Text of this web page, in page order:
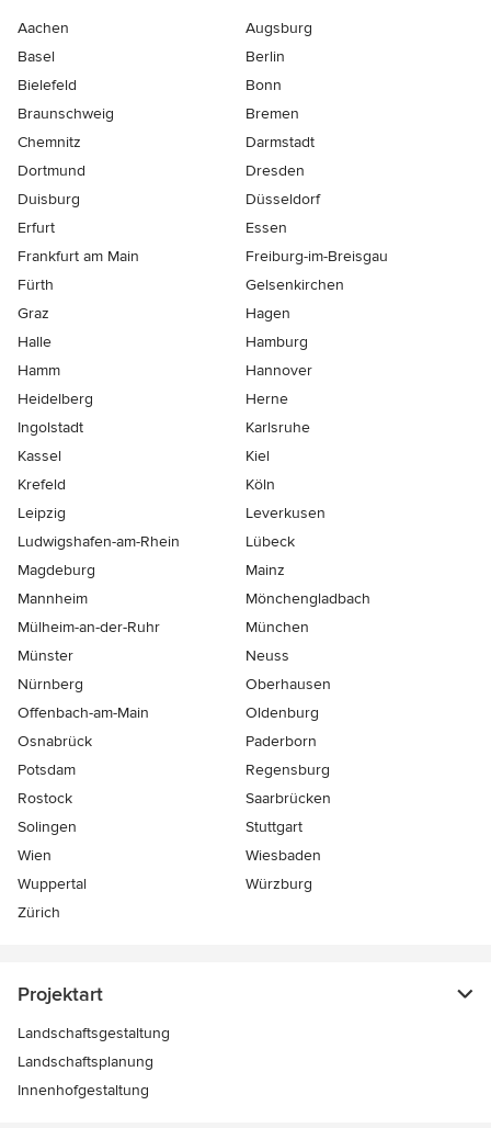
Aachen
Augsburg
Basel
Berlin
Bielefeld
Bonn
Braunschweig
Bremen
Chemnitz
Darmstadt
Dortmund
Dresden
Duisburg
Düsseldorf
Erfurt
Essen
Frankfurt am Main
Freiburg-im-Breisgau
Fürth
Gelsenkirchen
Graz
Hagen
Halle
Hamburg
Hamm
Hannover
Heidelberg
Herne
Ingolstadt
Karlsruhe
Kassel
Kiel
Krefeld
Köln
Leipzig
Leverkusen
Ludwigshafen-am-Rhein
Lübeck
Magdeburg
Mainz
Mannheim
Mönchen­gladbach
Mülheim-an-der-Ruhr
München
Münster
Neuss
Nürnberg
Oberhausen
Offenbach-am-Main
Oldenburg
Osnabrück
Paderborn
Potsdam
Regensburg
Rostock
Saarbrücken
Solingen
Stuttgart
Wien
Wiesbaden
Wuppertal
Würzburg
Zürich
Projektart
Landschaftsgestaltung
Landschaftsplanung
Innenhofgestaltung